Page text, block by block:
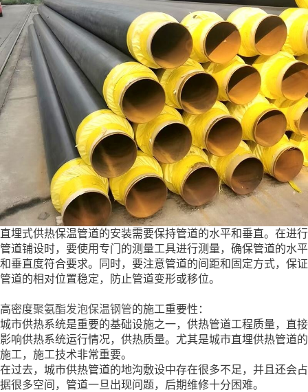
直埋式供热保温管道的安装需要保持管道的水平和垂直。在进行
管道铺设时，要使用专门的测量工具进行测量，确保管道的水平
和垂直度符合要求。同时，要注意管道的间距和固定方式，保证
管道的相对位置稳定，防止管道变形或移位。
高密度聚氨酯发泡保温钢管的施工重要性：
城市供热系统是重要的基础设施之一，供热管道工程质量，直接
影响供热系统运行情况，供热质量。尤其是城市直埋供热管道的
施工，施工技术非常重要。
在过去，城市供热管道的地沟敷设中存在很多不足，并且还会占
据很多空间，管道一旦出现问题，后期维修十分困难。